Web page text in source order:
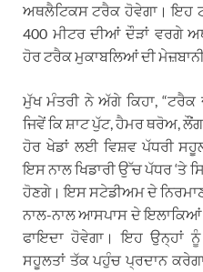
ਅਥਲੈਟਿਕਸ ਟਰੈਕ ਹੋਵੇਗਾ। ਇਹ
400 ਮੀਟਰ ਦੀਆਂ ਦੌੜਾਂ ਵਰਗੇ
ਹੋਰ ਟਰੈਕ ਮੁਕਾਬਲਿਆਂ ਦੀ
ਮੁੱਖ ਮੰਤਰੀ ਨੇ ਅੱਗੇ ਕਿਹਾ,
ਜਿਵੇਂ ਕਿ ਸ਼ਾਟ ਪੁੱਟ, ਹੈਮਰ ਥਰੋਅ,
ਹੋਰ ਖੇਡਾਂ ਲਈ ਵਿਸ਼ਵ ਪੱਧਰੀ
ਇਸ ਨਾਲ ਖਿਡਾਰੀ ਉੱਚ ਪੱਧਰ ‘ਤੇ
ਹੋਣਗੇ। ਇਸ ਸਟੇਡੀਅਮ ਦੇ ਨਿਰਮਾਣ
ਨਾਲ-ਨਾਲ ਆਸਪਾਸ ਦੇ ਇਲਾਕਿਆਂ
ਫਾਇਦਾ ਹੋਵੇਗਾ। ਇਹ ਉਨ੍ਹਾਂ
ਸਹੂਲਤਾਂ ਤੱਕ ਪਹੁੰਚ ਪ੍ਰਦਾਨ